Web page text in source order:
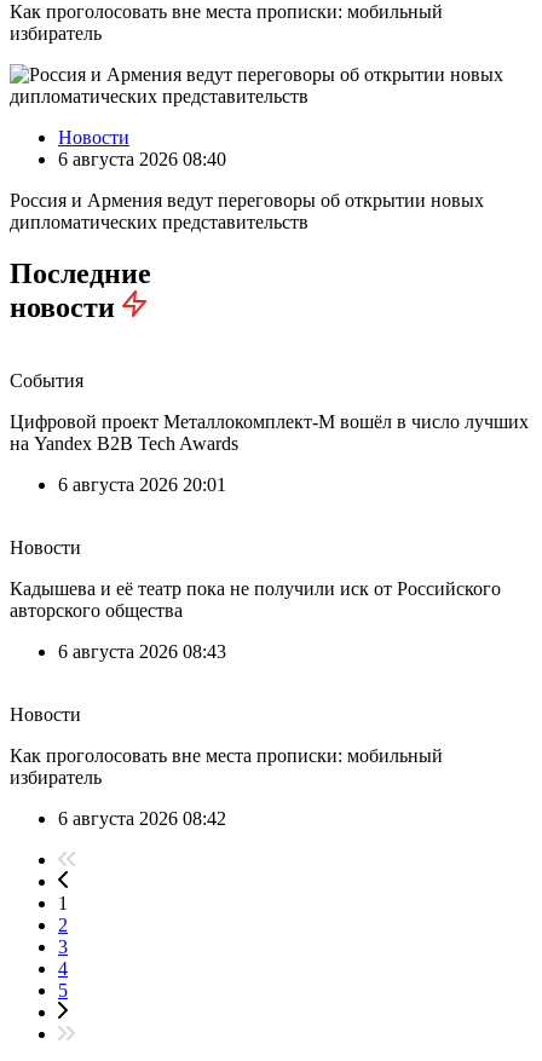
Как проголосовать вне места прописки: мобильный
избиратель
Новости
6 августа 2026 08:40
Россия и Армения ведут переговоры об открытии новых
дипломатических представительств
Последние
новости
События
Цифровой проект Металлокомплект-М вошёл в число лучших
на Yandex B2B Tech Awards
6 августа 2026 20:01
Новости
Кадышева и её театр пока не получили иск от Российского
авторского общества
6 августа 2026 08:43
Новости
Как проголосовать вне места прописки: мобильный
избиратель
6 августа 2026 08:42
1
2
3
4
5